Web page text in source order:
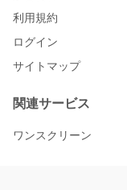
利用規約
ログイン
サイトマップ
関連サービス
ワンスクリーン